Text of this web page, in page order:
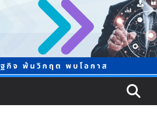
คนดังสายเกม ไทย ปะทะ ฟิลิปปินส์ ใน
Lord” เปิดสงครามกิลด์ข้ามประเทศ
เฮเลนา
ดต่อเรื้อรัง NCDs คร่าชีวิตคนไทยก่อน
ยทางเศรษฐกิจมหาศาล 1.6 ล้านล้าน
อสัมมนาใหญ่ ยกระดับอุตสาหกรรมเซ
ร้อมชวนผู้ประกอบไทยร่วมงาน